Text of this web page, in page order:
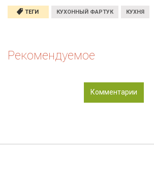
ТЕГИ КУХОННЫЙ ФАРТУК КУХНЯ
Рекомендуемое
Комментарии